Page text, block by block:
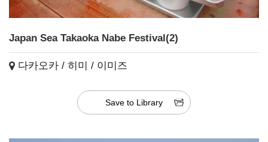
Japan Sea Takaoka Nabe Festival(2)
다카오카 / 히미 / 이미즈
Save to Library